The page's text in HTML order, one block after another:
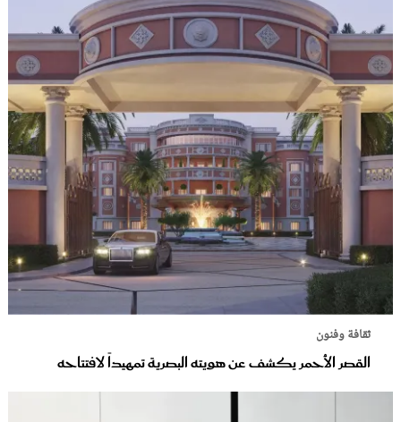
ثقافة وفنون
القصر الأحمر يكشف عن هويته البصرية تمهيداً لافتتاحه